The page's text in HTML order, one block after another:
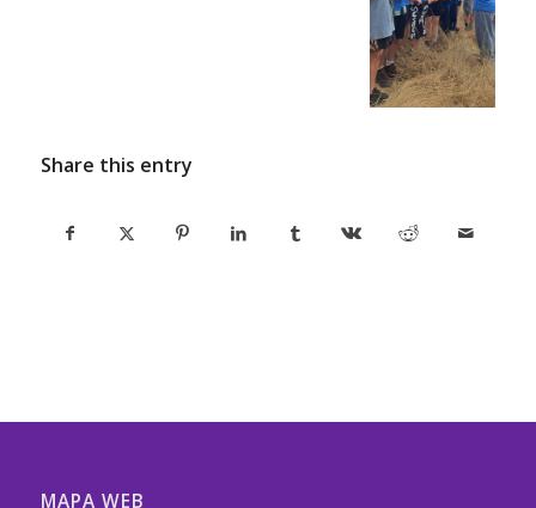
Share this entry
MAPA WEB